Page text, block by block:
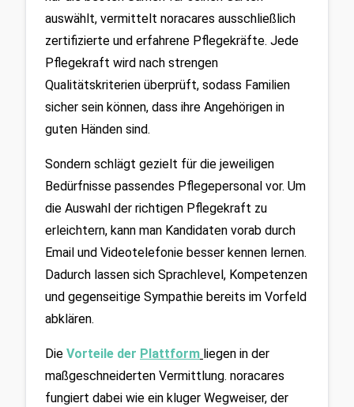
auswählt, vermittelt noracares ausschließlich
zertifizierte und erfahrene Pflegekräfte. Jede
Pflegekraft wird nach strengen
Qualitätskriterien überprüft, sodass Familien
sicher sein können, dass ihre Angehörigen in
guten Händen sind.
Sondern schlägt gezielt für die jeweiligen
Bedürfnisse passendes Pflegepersonal vor. Um
die Auswahl der richtigen Pflegekraft zu
erleichtern, kann man Kandidaten vorab durch
Email und Videotelefonie besser kennen lernen.
Dadurch lassen sich Sprachlevel, Kompetenzen
und gegenseitige Sympathie bereits im Vorfeld
abklären.
Die Vorteile der Plattform liegen in der
maßgeschneiderten Vermittlung. noracares
fungiert dabei wie ein kluger Wegweiser, der